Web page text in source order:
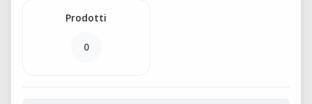
Prodotti
0